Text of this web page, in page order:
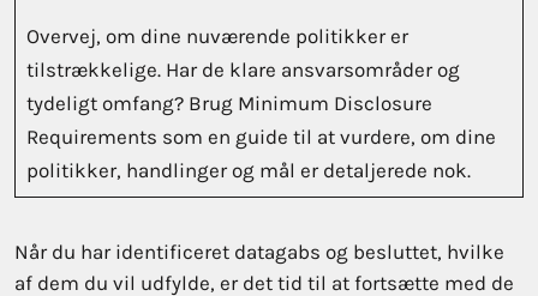
Overvej, om dine nuværende politikker er
tilstrækkelige. Har de klare ansvarsområder og
tydeligt omfang? Brug Minimum Disclosure
Requirements som en guide til at vurdere, om dine
politikker, handlinger og mål er detaljerede nok.
Når du har identificeret datagabs og besluttet, hvilke
af dem du vil udfylde, er det tid til at fortsætte med de